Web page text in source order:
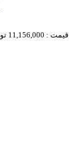
قیمت : 11,156,000 تومان